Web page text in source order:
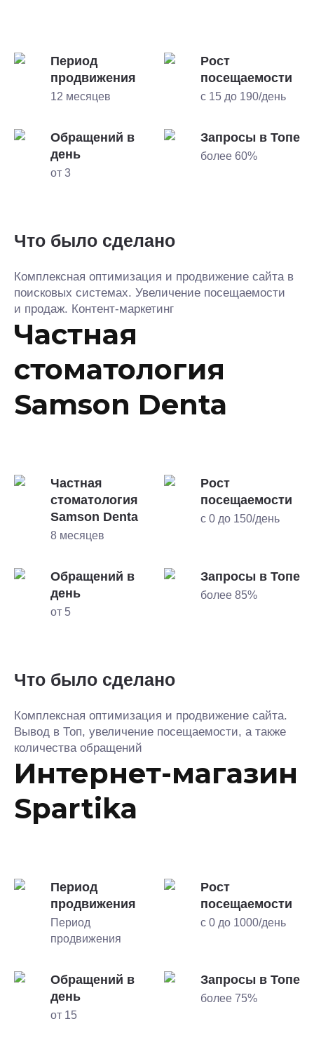
Период
продвижения
12 месяцев
Рост
посещаемости
с 15 до 190/день
Обращений в
день
от 3
Запросы в Топе
более 60%
Что было сделано
Комплексная оптимизация и продвижение сайта в
поисковых системах. Увеличение посещаемости
и продаж. Контент-маркетинг
Частная
стоматология
Samson Denta
Частная
стоматология
Samson Denta
8 месяцев
Рост
посещаемости
с 0 до 150/день
Обращений в
день
от 5
Запросы в Топе
более 85%
Что было сделано
Комплексная оптимизация и продвижение сайта.
Вывод в Топ, увеличение посещаемости, а также
количества обращений
Интернет-магазин
Spartika
Период
продвижения
Период
продвижения
Рост
посещаемости
с 0 до 1000/день
Обращений в
день
от 15
Запросы в Топе
более 75%